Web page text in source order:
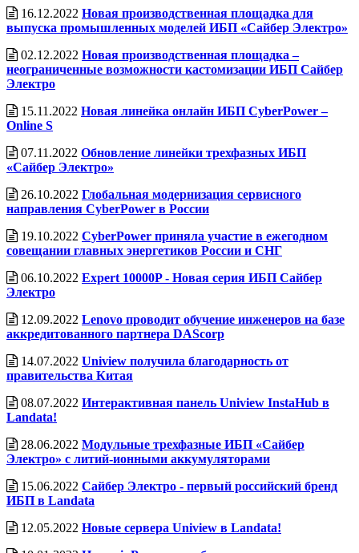
16.12.2022 Новая производственная площадка для
выпуска промышленных моделей ИБП «Сайбер Электро»
02.12.2022 Новая производственная площадка –
неограниченные возможности кастомизации ИБП Сайбер
Электро
15.11.2022 Новая линейка онлайн ИБП CyberPower –
Online S
07.11.2022 Обновление линейки трехфазных ИБП
«Сайбер Электро»
26.10.2022 Глобальная модернизация сервисного
направления CyberPower в России
19.10.2022 CyberPower приняла участие в ежегодном
совещании главных энергетиков России и СНГ
06.10.2022 Expert 10000P - Новая серия ИБП Сайбер
Электро
12.09.2022 Lenovo проводит обучение инженеров на базе
аккредитованного партнера DAScorp
14.07.2022 Uniview получила благодарность от
правительства Китая
08.07.2022 Интерактивная панель Uniview InstaHub в
Landata!
28.06.2022 Модульные трехфазные ИБП «Сайбер
Электро» с литий-ионными аккумуляторами
15.06.2022 Сайбер Электро - первый российский бренд
ИБП в Landata
12.05.2022 Новые сервера Uniview в Landata!